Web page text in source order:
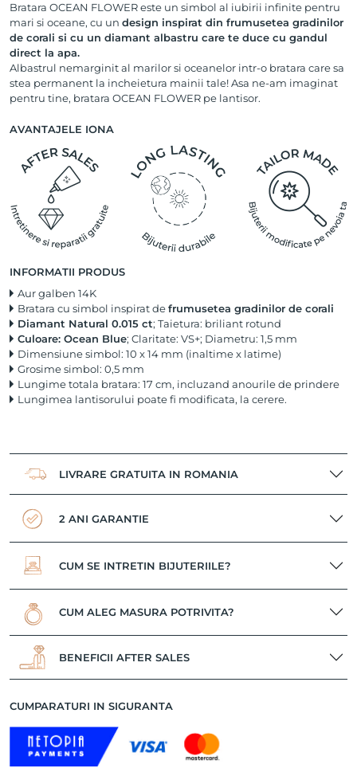
Bratara OCEAN FLOWER este un simbol al iubirii infinite pentru
mari si oceane, cu un design inspirat din frumusetea gradinilor
de corali si cu un diamant albastru care te duce cu gandul
direct la apa.
Albastrul nemarginit al marilor si oceanelor intr-o bratara care sa
stea permanent la incheietura mainii tale! Asa ne-am imaginat
pentru tine, bratara OCEAN FLOWER pe lantisor.
AVANTAJELE IONA
INFORMATII PRODUS
Aur galben 14K
Bratara cu simbol inspirat defrumusetea gradinilor de corali
Diamant Natural 0.015 ct; Taietura: briliant rotund
Culoare: Ocean Blue; Claritate: VS+; Diametru: 1,5 mm
Dimensiune simbol: 10 x 14 mm (inaltime x latime)
Grosime simbol: 0,5 mm
Lungime totala bratara: 17 cm, incluzand anourile de prindere
Lungimea lantisorului poate fi modificata, la cerere.
LIVRARE GRATUITA IN ROMANIA
2 ANI GARANTIE
CUM SE INTRETIN BIJUTERIILE?
CUM ALEG MASURA POTRIVITA?
BENEFICII AFTER SALES
CUMPARATURI IN SIGURANTA